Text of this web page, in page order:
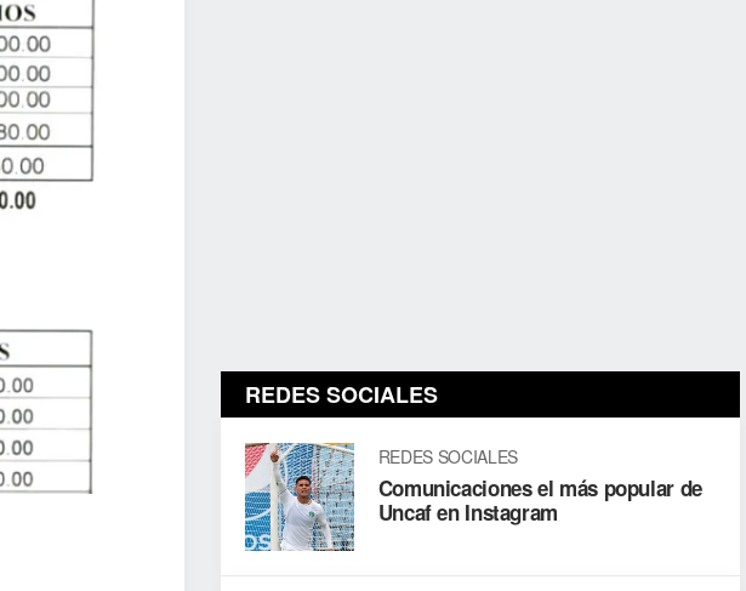
REDES SOCIALES
REDES SOCIALES
Comunicaciones el más popular de
Uncaf en Instagram